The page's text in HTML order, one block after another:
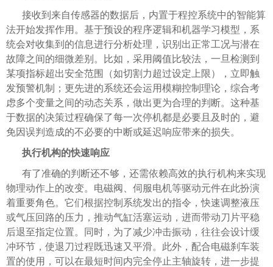
接收到来自传感器的数据后，内置于程控系统中的智能算
法开始发挥作用。基于预设的程序逻辑和机器学习模型，系
统会对收集到的信息进行分析处理，识别出正常工况与潜在
故障之间的细微差别。比如，采用阈值比较法，一旦检测到
某项指标超出安全范围（如切割力超过设定上限），立即触
发预警机制；更先进的系统还会运用模糊控制理论，综合考
虑多个变量之间的动态关系，做出更为合理的判断。这种基
于数据的决策过程确保了每一次停机都是必要且及时的，避
免因误判造成的不必要的中断或延迟响应带来的损失。
执行机构的快速响应
有了准确的判断还不够，还需依赖高效的执行机构来实现
物理动作上的改变。电磁阀、伺服电机等驱动元件在此扮演
着重要角色。它们根据控制系统发出的指令，快速调整液压
或气压回路的压力，推动气缸活塞运动，进而带动刀片平稳
后退至指定位置。同时，为了减少冲击振动，往往会设计缓
冲环节，使退刀过程既迅速又平滑。此外，配合电磁刹车装
置的使用，可以在最短时间内完全停止主轴旋转，进一步提